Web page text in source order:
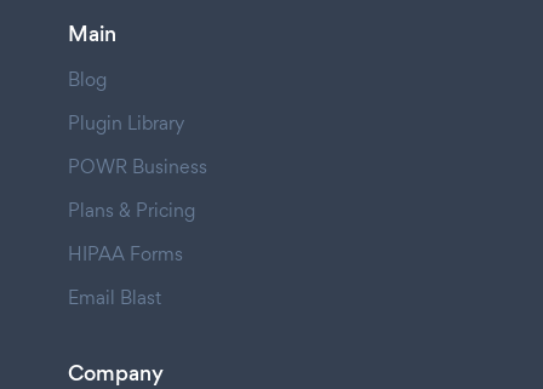
Main
Blog
Plugin Library
POWR Business
Plans & Pricing
HIPAA Forms
Email Blast
Company